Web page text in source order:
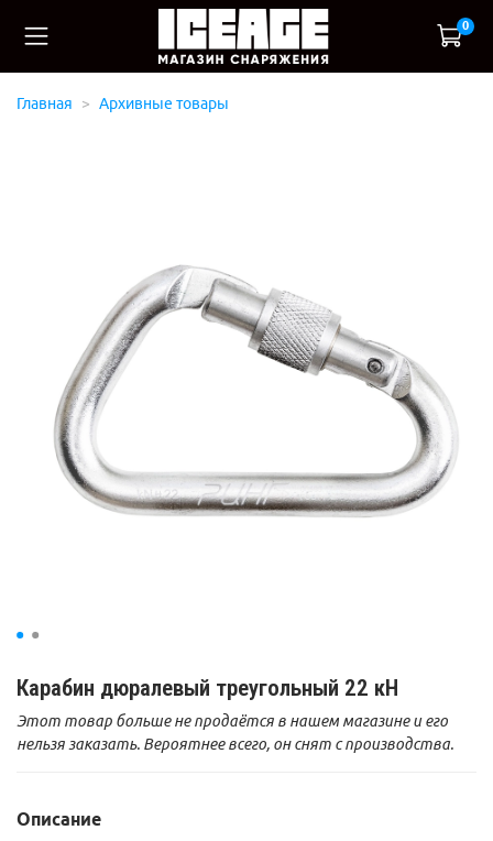
0
Главная Архивные товары
Карабин дюралевый треугольный 22 кН
Этот товар больше не продаётся в нашем магазине и его
нельзя заказать. Вероятнее всего, он снят с производства.
Описание